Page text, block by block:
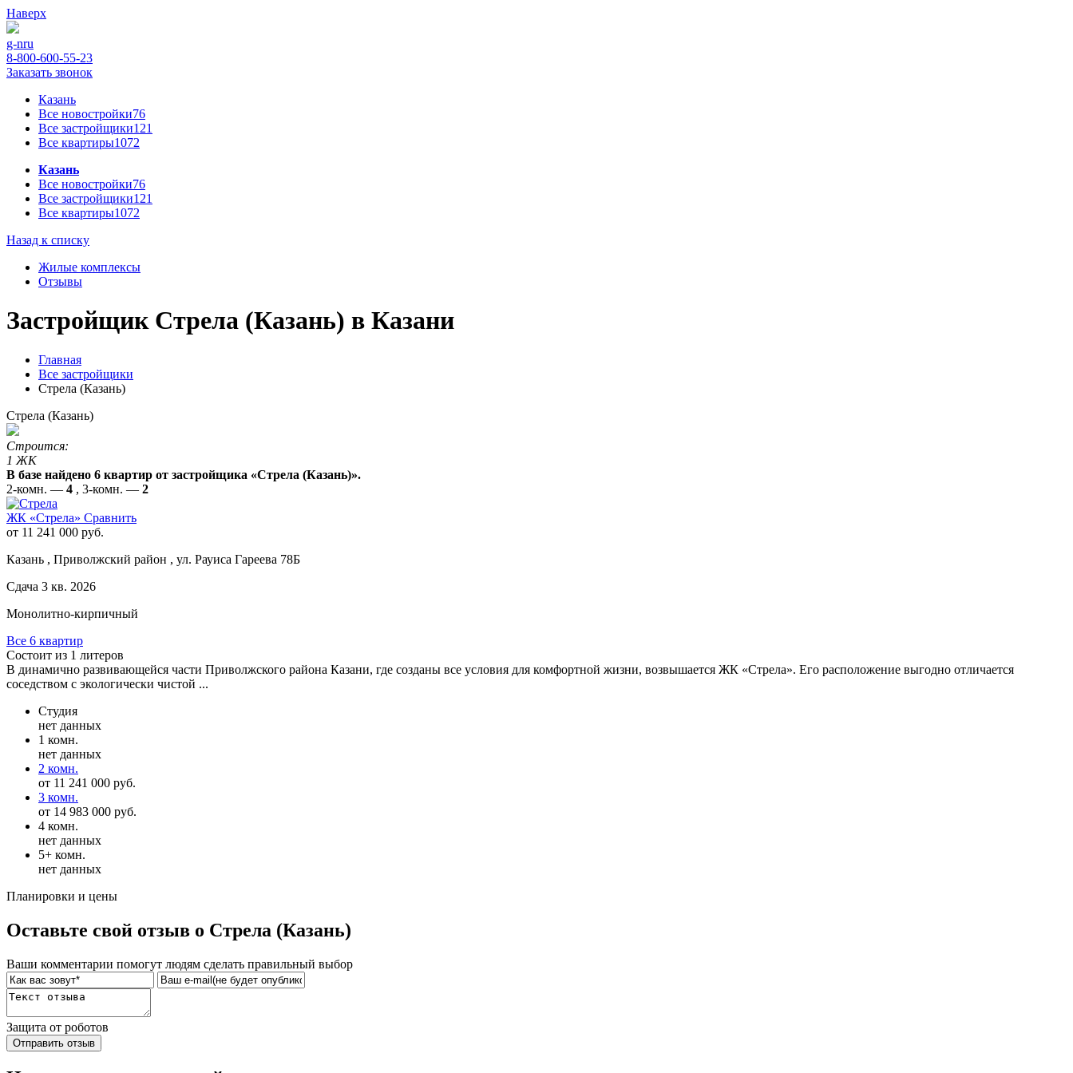
Наверх
g-nru
8-800-600-55-23
Заказать звонок
Казань
Все новостройки76
Все застройщики121
Все квартиры1072
Казань
Все новостройки76
Все застройщики121
Все квартиры1072
Назад к списку
Жилые комплексы
Отзывы
Застройщик Стрела (Казань) в Казани
Главная
Все застройщики
Стрела (Казань)
Стрела (Казань)
Строится:
1 ЖК
В базе найдено 6 квартир от застройщика «Стрела (Казань)».
2-комн. — 4 , 3-комн. — 2
ЖК «Стрела» Сравнить
от 11 241 000 руб.
Казань , Приволжский район , ул. Рауиса Гареева 78Б
Сдача 3 кв. 2026
Монолитно-кирпичный
Все 6 квартир
Состоит из 1 литеров
В динамично развивающейся части Приволжского района Казани, где созданы все условия для комфортной жизни, возвышается ЖК «Стрела». Его расположение выгодно отличается
соседством с экологически чистой ...
Студия
нет данных
1 комн.
нет данных
2 комн.
от 11 241 000 руб.
3 комн.
от 14 983 000 руб.
4 комн.
нет данных
5+ комн.
нет данных
Планировки и цены
Оставьте свой отзыв о Стрела (Казань)
Ваши комментарии помогут людям сделать правильный выбор
Защита от роботов
Отправить отзыв